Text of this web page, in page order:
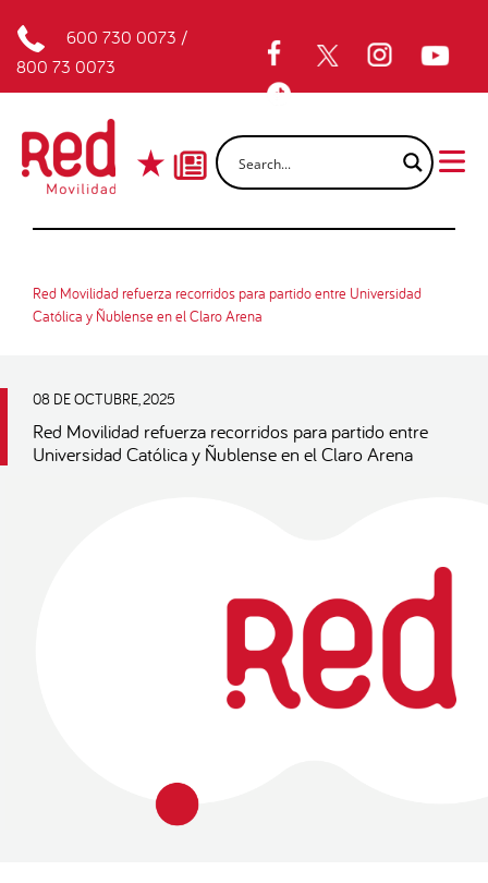
600 730 0073 /
800 73 0073
Red Movilidad refuerza recorridos para partido entre Universidad
Católica y Ñublense en el Claro Arena
08 DE OCTUBRE, 2025
Red Movilidad refuerza recorridos para partido entre
Universidad Católica y Ñublense en el Claro Arena